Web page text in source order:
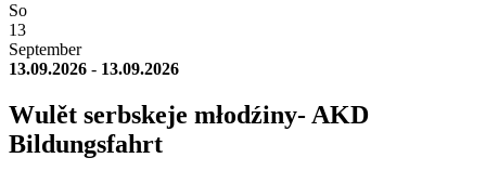
So
13
September
13.09.2026 - 13.09.2026
Wulět serbskeje młodźiny- AKD
Bildungsfahrt